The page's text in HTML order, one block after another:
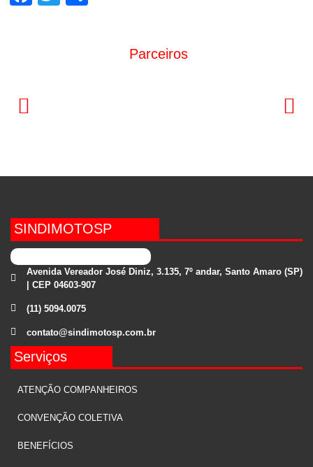
Parceiros
SINDIMOTOSP
Avenida Vereador José Diniz, 3.135, 7º andar, Santo Amaro (SP)
| CEP 04603-907
(11) 5094.0075
contato@sindimotosp.com.br
Serviços
ATENÇÃO COMPANHEIROS
CONVENÇÃO COLETIVA
BENEFÍCIOS